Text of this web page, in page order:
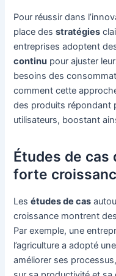
Pour réussir dans
place desstratégies
entreprises adoptent
continu pour ajuster
besoins des
comment cette
des produits répondant
utilisateurs, boostant
Études de cas
forte
Lesétudes de cas
croissance montrent
Par exemple, une
l’agriculture a adopté
améliorer ses